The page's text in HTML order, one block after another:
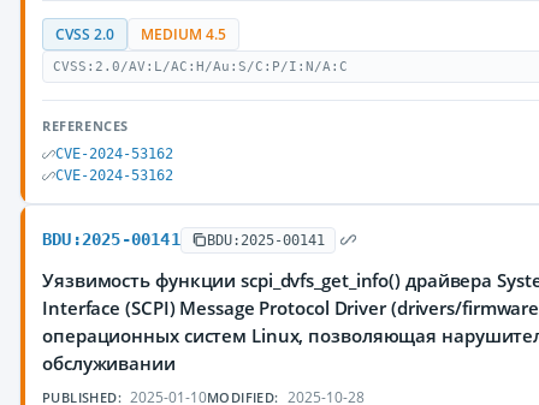
CVSS 2.0 MEDIUM 4.5
CVSS:2.0/AV:L/AC:H/Au:S/C:P/I:N/A:C
REFERENCES
CVE-2024-53162
CVE-2024-53162
BDU:2025-00141 BDU:2025-00141
Уязвимость функции scpi_dvfs_get_info() драйвера
Interface (SCPI) Message Protocol Driver (drivers/
операционных систем Linux, позволяющая
обслуживании
PUBLISHED: 2025-01-10MODIFIED: 2025-10-28